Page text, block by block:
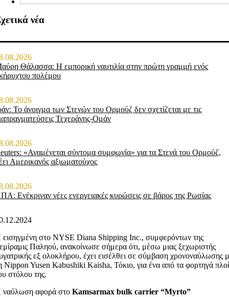
νέα
Θάλασσα: Η εμπορική ναυτιλία στην πρώτη γραμμή ενός
πολέμου
Το άνοιγμα των Στενών του Ορμούζ δεν σχετίζεται με τις
Τεχεράνης-Ομάν
«Αναμένεται σύντομα συμφωνία» για τα Στενά του Ορμούζ,
Αμερικανός αξιωματούχος
Ενέκριναν νέες ενεργειακές κυρώσεις σε βάρος της Ρωσίας
στο NYSE Diana Shipping Inc., συμφερόντων της
Παληού, ανακοίνωσε σήμερα ότι, μέσω μιας ξεχωριστής
εξ ολοκλήρου, έχει εισέλθει σε σύμβαση χρονοναύλωσης
Nippon Yusen Kabushiki Kaisha, Τόκιο, για ένα από τα φορτηγά
στόλου της.
ναύλωση αφορά στοKamsarmax bulk carrier “Myrto”